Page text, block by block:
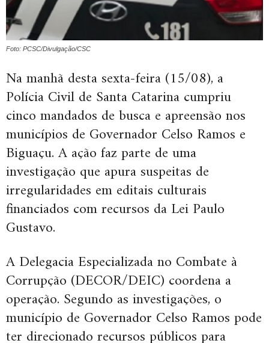
Foto: PCSC/Divulgação/CSC
Na manhã desta sexta-feira (15/08), a
Polícia Civil de Santa Catarina cumpriu
cinco mandados de busca e apreensão nos
municípios de Governador Celso Ramos e
Biguaçu. A ação faz parte de uma
investigação que apura suspeitas de
irregularidades em editais culturais
financiados com recursos da Lei Paulo
Gustavo.
A Delegacia Especializada no Combate à
Corrupção (DECOR/DEIC) coordena a
operação. Segundo as investigações, o
município de Governador Celso Ramos pode
ter direcionado recursos públicos para